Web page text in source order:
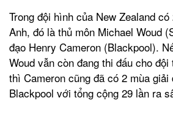
Trong đội hình của New Zealand
Anh, đó là thủ môn Michael Woud
đạo Henry Cameron (Blackpool).
Woud vẫn còn đang thi đấu cho
thì Cameron cũng đã có 2 mùa
Blackpool với tổng cộng 29 lần ra